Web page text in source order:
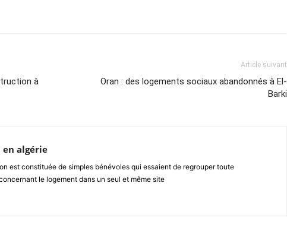
à
Article suivant
Oran : des logements sociaux abandonnés à El-
Barki
en algérie
est constituée de simples bénévoles qui essaient de regrouper toute
le logement dans un seul et même site